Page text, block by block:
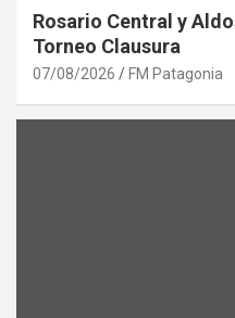
Rosario Central y
Torneo Clausura
07/08/2026 FM Patagonia